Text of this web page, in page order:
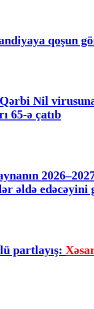
qoşun
Qərbi Nil
65-ə çatıb
əldə edəcəyini
partlayış: